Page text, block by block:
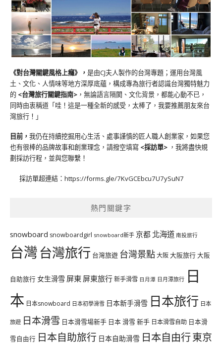
《對台灣關鍵風格上癮》 ， 是由CJ夫人製作的台灣專題；運用台灣風
土、文化、人情味等地方深厚底蘊，構成專為旅行者認識台灣獨特魅力
的 <台灣旅行關鍵指南> ，無論語言隔閡、文化背景，都能心動不已，
同時由衷稱道「哇！這是一種全新的感受，太棒了，我要推薦朋友來台
灣旅行！」
目前， 我仍在持續挖掘用心生活、處事謹慎的匠人職人創業家，如果您
也有很棒的品牌故事和創業理念，請撥空填寫 <採訪單> ，我將盡快規
劃採訪行程，並與您聯繫！
採訪單超連結： https://forms.gle/7KvGCEbcu7U7ySuN7
熱門關鍵字
snowboard snowboardgirl snowboard新手 京都 北海道 南投旅行
台灣台灣旅行 台灣旅遊 台灣景點大阪大阪旅行大阪
自助旅行 女生滑雪 屏東 屏東旅行新手滑雪 日月潭 日月潭旅行 日
本 日本snowboard 日本初學滑雪 日本新手滑雪 日本旅行 日本
旅遊 日本滑雪 日本滑雪場新手 日本 滑雪 新手 日本滑雪自助 日本滑
雪自由行 日本自助旅行 日本自助滑雪 日本自由行東京